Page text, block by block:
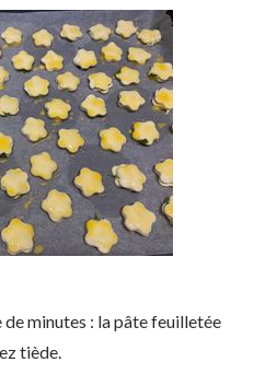
minutes : la pâte feuilletée
tiède.